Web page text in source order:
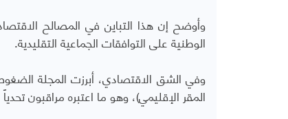
وأوضح إن هذا التباين في المصالح
الوطنية على التوافقات الجماعية التقليدية.
وفي الشق الاقتصادي، أبرزت المجلة
المقر الإقليمي)، وهو ما اعتبره مراقبون